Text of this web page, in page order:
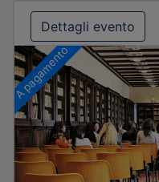
Dettagli evento
A pagamento